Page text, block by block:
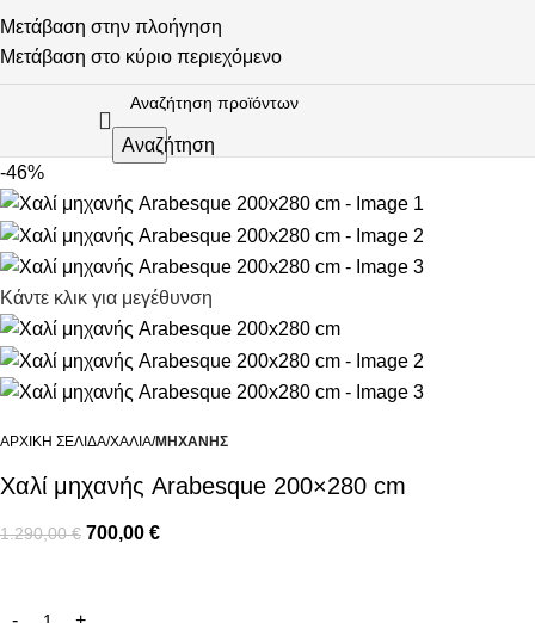
Μετάβαση στην πλοήγηση
Μετάβαση στο κύριο περιεχόμενο
Αναζήτηση
-46%
Κάντε κλικ για μεγέθυνση
ΑΡΧΙΚΉ ΣΕΛΊΔΑ ΧΑΛΙΆ ΜΗΧΑΝΉΣ
Χαλί μηχανής Arabesque 200×280 cm
1.290,00€ 700,00 €